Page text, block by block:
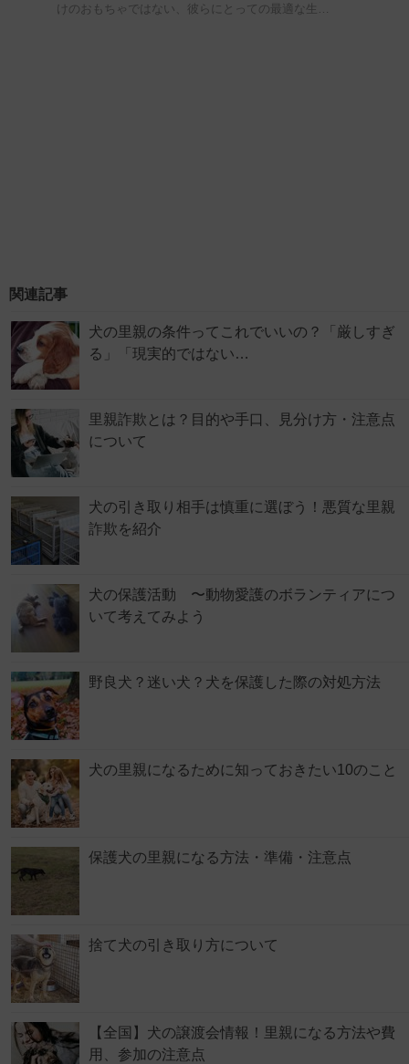
けのおもちゃではない、彼らにとっての最適な生…
関連記事
犬の里親の条件ってこれでいいの？「厳しすぎ
る」「現実的ではない…
里親詐欺とは？目的や手口、見分け方・注意点
について
犬の引き取り相手は慎重に選ぼう！悪質な里親
詐欺を紹介
犬の保護活動 〜動物愛護のボランティアにつ
いて考えてみよう
野良犬？迷い犬？犬を保護した際の対処方法
犬の里親になるために知っておきたい10のこと
保護犬の里親になる方法・準備・注意点
捨て犬の引き取り方について
【全国】犬の譲渡会情報！里親になる方法や費
用、参加の注意点